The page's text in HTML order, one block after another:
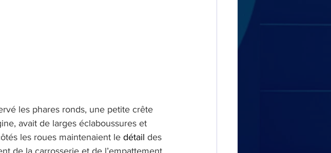
les phares ronds, une petite crête
avait de larges éclaboussures et
les roues maintenaient le détail des
de la carrosserie et de l’empattement